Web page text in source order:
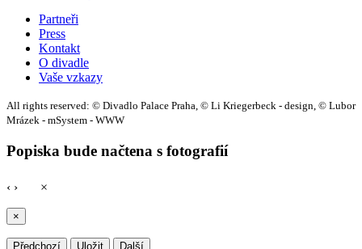
Partneři
Press
Kontakt
O divadle
Vaše vzkazy
All rights reserved: © Divadlo Palace Praha, © Li Kriegerbeck - design, © Lubor
Mrázek - mSystem - WWW
Popiska bude načtena s fotografií
‹ › ×
×
Předchozí Uložit Další